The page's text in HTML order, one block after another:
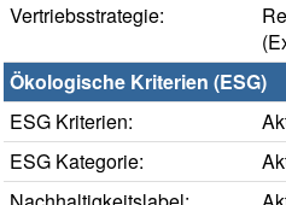
Vertriebsstrategie:
Ökologische Kriterien (ESG)
ESG Kriterien:
ESG Kategorie: